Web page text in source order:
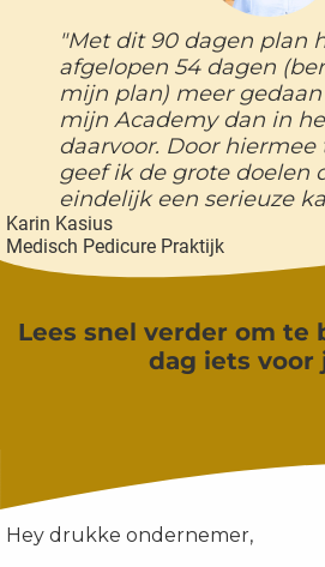
"Met dit 90 dagen plan
afgelopen 54 dagen
mijn plan) meer
mijn Academy dan in
daarvoor. Door hiermee
geef ik de grote doelen
eindelijk een serieuze
Karin Kasius
Medisch Pedicure Praktijk
Lees snel verder om te
dag iets voor
Hey drukke ondernemer,
Hierdoor
website-